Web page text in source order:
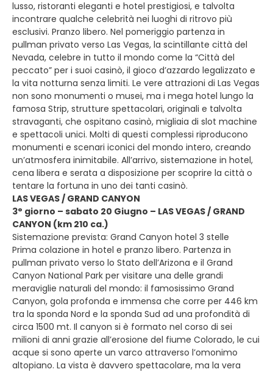
lusso, ristoranti eleganti e hotel prestigiosi, e talvolta
incontrare qualche celebrità nei luoghi di ritrovo più
esclusivi. Pranzo libero. Nel pomeriggio partenza in
pullman privato verso Las Vegas, la scintillante città del
Nevada, celebre in tutto il mondo come la “Città del
peccato” per i suoi casinò, il gioco d’azzardo legalizzato e
la vita notturna senza limiti. Le vere attrazioni di Las Vegas
non sono monumenti o musei, ma i mega hotel lungo la
famosa Strip, strutture spettacolari, originali e talvolta
stravaganti, che ospitano casinò, migliaia di slot machine
e spettacoli unici. Molti di questi complessi riproducono
monumenti e scenari iconici del mondo intero, creando
un’atmosfera inimitabile. All’arrivo, sistemazione in hotel,
cena libera e serata a disposizione per scoprire la città o
tentare la fortuna in uno dei tanti casinò.
LAS VEGAS / GRAND CANYON
3° giorno – sabato 20 Giugno – LAS VEGAS / GRAND
CANYON (km 210 ca.)
Sistemazione prevista: Grand Canyon hotel 3 stelle
Prima colazione in hotel e pranzo libero. Partenza in
pullman privato verso lo Stato dell’Arizona e il Grand
Canyon National Park per visitare una delle grandi
meraviglie naturali del mondo: il famosissimo Grand
Canyon, gola profonda e immensa che corre per 446 km
tra la sponda Nord e la sponda Sud ad una profondità di
circa 1500 mt. Il canyon si è formato nel corso di sei
milioni di anni grazie all’erosione del fiume Colorado, le cui
acque si sono aperte un varco attraverso l’omonimo
altopiano. La vista è davvero spettacolare, ma la vera